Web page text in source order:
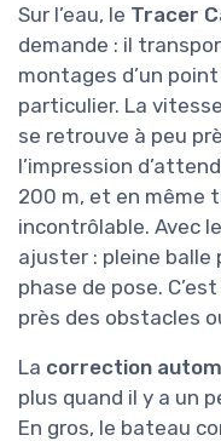
Sur l’eau, le Tracer
demande : il
montages d’un
particulier. La
se retrouve à peu
l’impression
200 m, et en même
incontrôlable. Avec
ajuster : pleine balle
phase de pose.
près des obstacles
La correction
plus quand il y a un
En gros, le bateau